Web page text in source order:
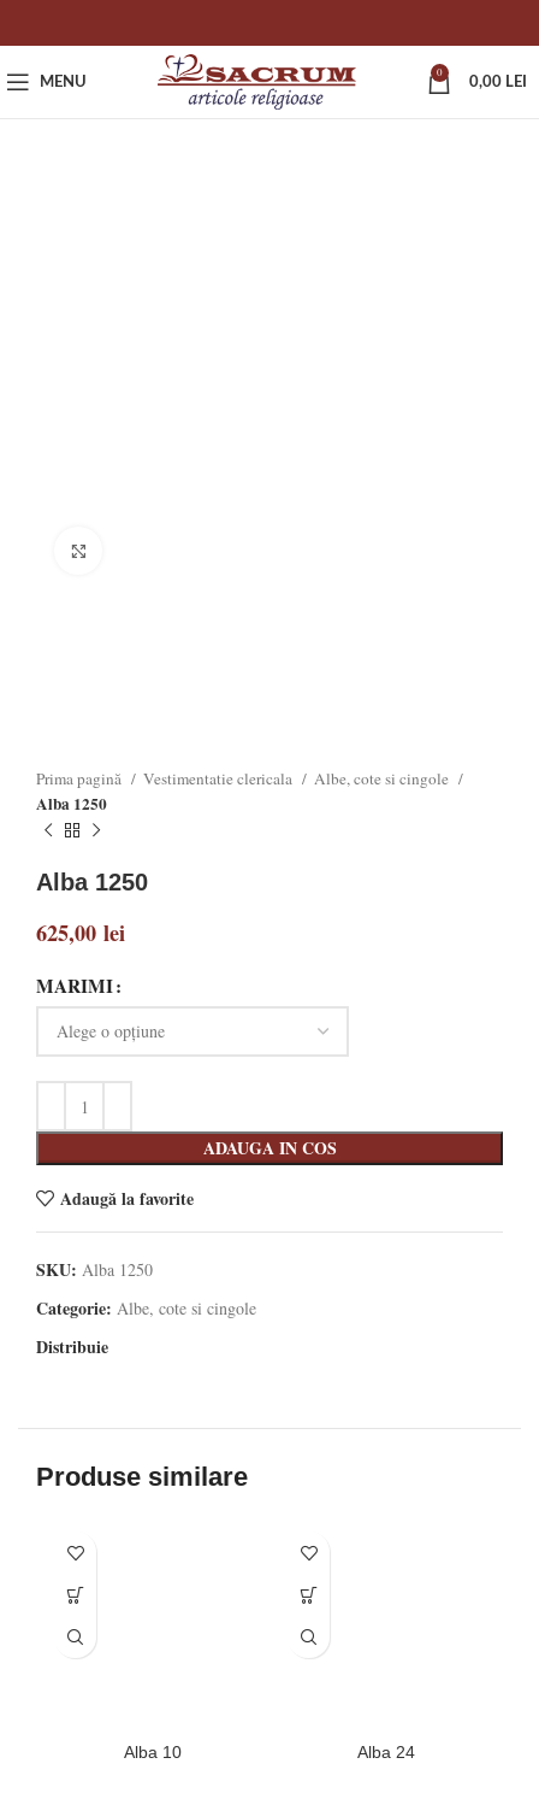
MENU
0
0,00 LEI
Prima pagină Vestimentatie clericala Albe, cote si cingole
Alba 1250
Alba 1250
625,00 lei
MARIMI
ADAUGA IN COS
Adaugă la favorite
SKU: Alba 1250
Categorie: Albe, cote si cingole
Distribuie
Produse similare
Alba 10 Alba 24